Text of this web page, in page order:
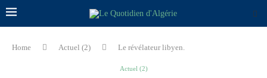
Home Actuel (2) Le révélateur libyen.
Actuel (2)